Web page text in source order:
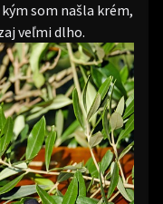
som našla krém,
veľmi dlho.